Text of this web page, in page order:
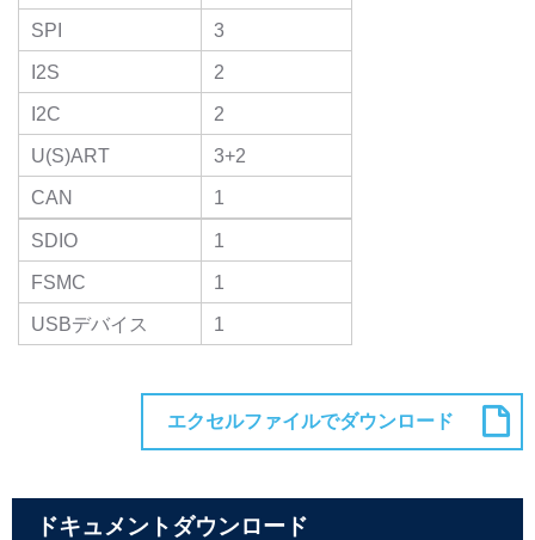
SPI
3
I2S
2
I2C
2
U(S)ART
3+2
CAN
1
SDIO
1
FSMC
1
USBデバイス
1
ドキュメントダウンロード